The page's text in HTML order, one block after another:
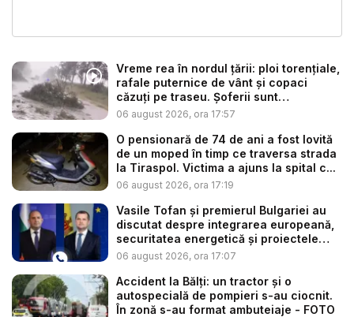
Vreme rea în nordul țării: ploi torențiale,
rafale puternice de vânt și copaci
căzuți pe traseu. Șoferii sunt
îndemnaț...
06 august 2026, ora 17:57
O pensionară de 74 de ani a fost lovită
de un moped în timp ce traversa strada
la Tiraspol. Victima a ajuns la spital c...
06 august 2026, ora 17:19
Vasile Tofan și premierul Bulgariei au
discutat despre integrarea europeană,
securitatea energetică și proiectele
co...
06 august 2026, ora 17:07
Accident la Bălți: un tractor și o
autospecială de pompieri s-au ciocnit.
În zonă s-au format ambuteiaje - FOTO